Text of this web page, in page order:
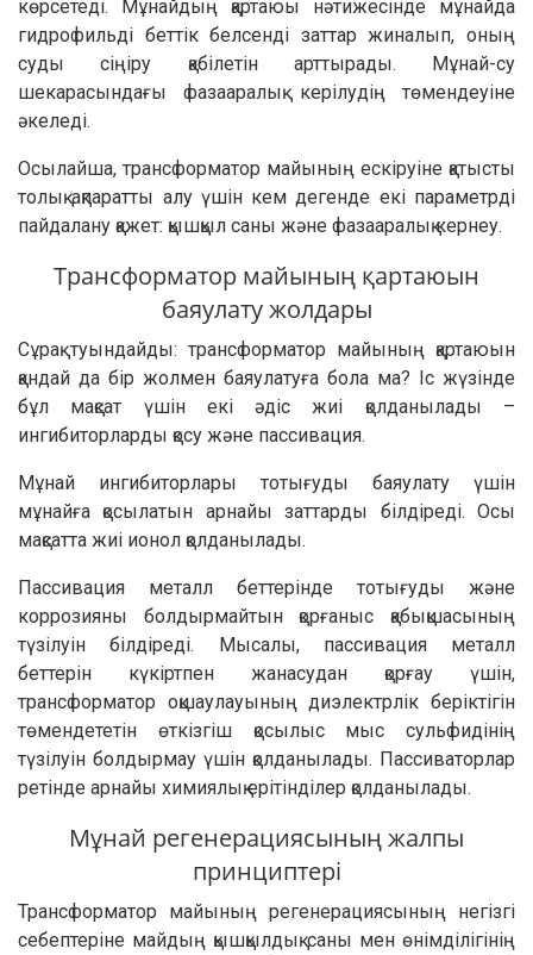
көрсетеді. Мұнайдың қартаюы нәтижесінде мұнайда
гидрофильді беттік белсенді заттар жиналып, оның
суды сіңіру қабілетін арттырады. Мұнай-су
шекарасындағы фазааралық керілудің төмендеуіне
әкеледі.
Осылайша, трансформатор майының ескіруіне қатысты
толық ақпаратты алу үшін кем дегенде екі параметрді
пайдалану қажет: қышқыл саны және фазааралық кернеу.
Трансформатор майының қартаюын
баяулату жолдары
Сұрақ туындайды: трансформатор майының қартаюын
қандай да бір жолмен баяулатуға бола ма? Іс жүзінде
бұл мақсат үшін екі әдіс жиі қолданылады –
ингибиторларды қосу және пассивация.
Мұнай ингибиторлары тотығуды баяулату үшін
мұнайға қосылатын арнайы заттарды білдіреді. Осы
мақсатта жиі ионол қолданылады.
Пассивация металл беттерінде тотығуды және
коррозияны болдырмайтын қорғаныс қабықшасының
түзілуін білдіреді. Мысалы, пассивация металл
беттерін күкіртпен жанасудан қорғау үшін,
трансформатор оқшаулауының диэлектрлік беріктігін
төмендететін өткізгіш қосылыс мыс сульфидінің
түзілуін болдырмау үшін қолданылады. Пассиваторлар
ретінде арнайы химиялық ерітінділер қолданылады.
Мұнай регенерациясының жалпы
принциптері
Трансформатор майының регенерациясының негізгі
себептеріне майдың қышқылдық саны мен өнімділігінің